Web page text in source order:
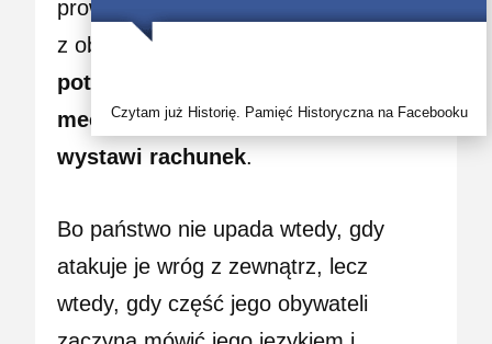
prowadzi polityka nienawiści połączona
z obcą inspiracją.
potrafimy rozpoznać tych samych
mechanizmów – historia znów
wystawi rachunek.
Bo państwo nie upada wtedy, gdy
atakuje je wróg z zewnątrz, lecz
wtedy, gdy część jego obywateli
Czytam już Historię. Pamięć Historyczna na Facebooku